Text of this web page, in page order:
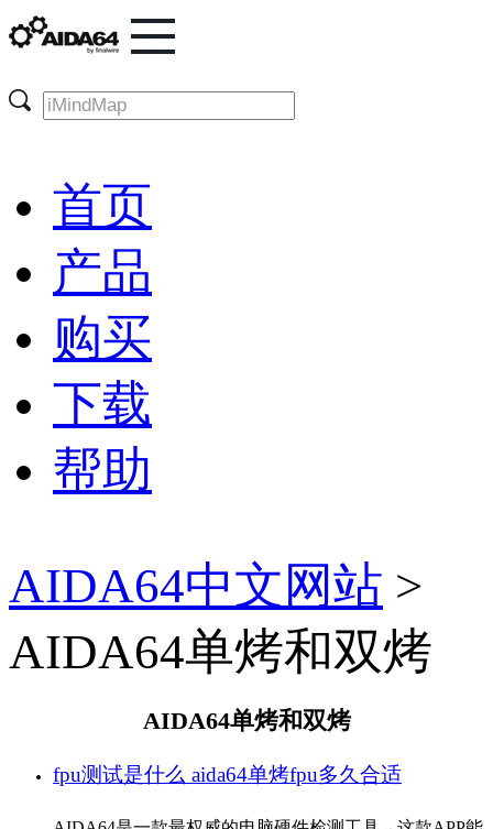
首页
产品
购买
下载
帮助
AIDA64中文网站 >
AIDA64单烤和双烤
AIDA64单烤和双烤
fpu测试是什么 aida64单烤fpu多久合适